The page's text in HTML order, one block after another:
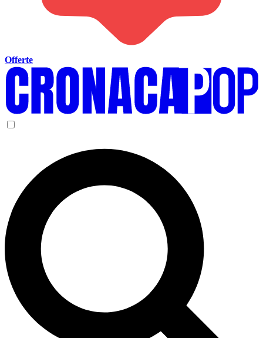
Offerte